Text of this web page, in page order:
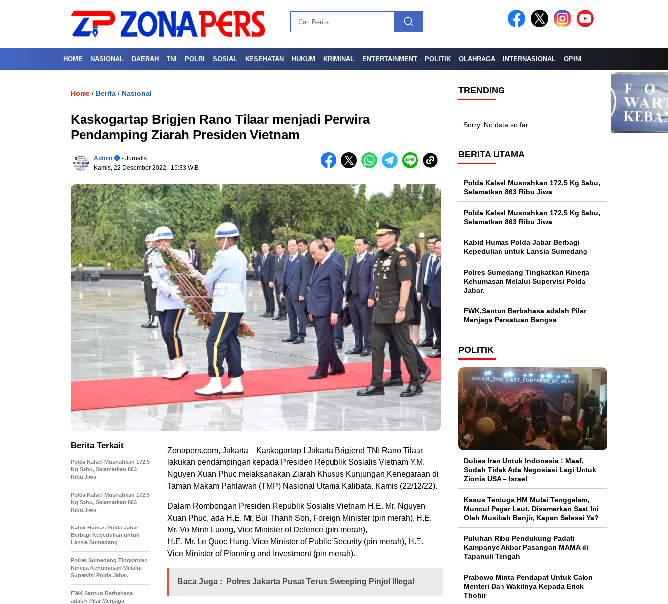
HOME NASIONAL DAERAH TNI POLRI SOSIAL KESEHATAN HUKUM KRIMINAL ENTERTAINMENT POLITIK OLAHRAGA INTERNASIONAL OPINI
Home / Berita / Nasional
Kaskogartap Brigjen Rano Tilaar menjadi Perwira
Pendamping Ziarah Presiden Vietnam
Admin
- Jurnalis
Kamis, 22 Desember 2022 - 15:33 WIB
Zonapers.com, Jakarta – Kaskogartap I Jakarta Brigjend TNI Rano Tilaar
lakukan pendampingan kepada Presiden Republik Sosialis Vietnam Y.M.
Nguyen Xuan Phuc melaksanakan Ziarah Khusus Kunjungan Kenegaraan di
Taman Makam Pahlawan (TMP) Nasional Utama Kalibata. Kamis (22/12/22).
Dalam Rombongan Presiden Republik Sosialis Vietnam H.E. Mr. Nguyen
Xuan Phuc, ada H.E. Mr. Bui Thanh Son, Foreign Minister (pin merah), H.E.
Mr. Vo Minh Luong, Vice Minister of Defence (pin merah),
H.E. Mr. Le Quoc Hung, Vice Minister of Public Security (pin merah), H.E.
Vice Minister of Planning and Investment (pin merah).
Baca Juga : Polres Jakarta Pusat Terus Sweeping Pinjol Illegal
Berita Terkait
Polda Kalsel Musnahkan 172,5
Kg Sabu, Selamatkan 863
Ribu Jiwa
Polda Kalsel Musnahkan 172,5
Kg Sabu, Selamatkan 863
Ribu Jiwa
Kabid Humas Polda Jabar
Berbagi Kepedulian untuk
Lansia Sumedang
Polres Sumedang Tingkatkan
Kinerja Kehumasan Melalui
Supervisi Polda Jabar.
FWK,Santun Berbahasa
adalah Pilar Menjaga
TRENDING
Sorry. No data so far.
BERITA UTAMA
Polda Kalsel Musnahkan 172,5 Kg Sabu,
Selamatkan 863 Ribu Jiwa
Polda Kalsel Musnahkan 172,5 Kg Sabu,
Selamatkan 863 Ribu Jiwa
Kabid Humas Polda Jabar Berbagi
Kepedulian untuk Lansia Sumedang
Polres Sumedang Tingkatkan Kinerja
Kehumasan Melalui Supervisi Polda
Jabar.
FWK,Santun Berbahasa adalah Pilar
Menjaga Persatuan Bangsa
POLITIK
Dubes Iran Untuk Indonesia : Maaf,
Sudah Tidak Ada Negosiasi Lagi Untuk
Zionis USA – Israel
Kasus Terduga HM Mulai Tenggelam,
Muncul Pagar Laut, Disamarkan Saat Ini
Oleh Musibah Banjir, Kapan Selesai Ya?
Puluhan Ribu Pendukung Padati
Kampanye Akbar Pasangan MAMA di
Tapanuli Tengah
Prabowo Minta Pendapat Untuk Calon
Menteri Dan Wakilnya Kepada Erick
Thohir